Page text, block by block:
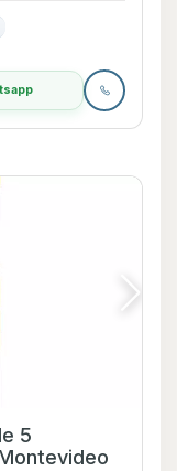
5
Montevideo